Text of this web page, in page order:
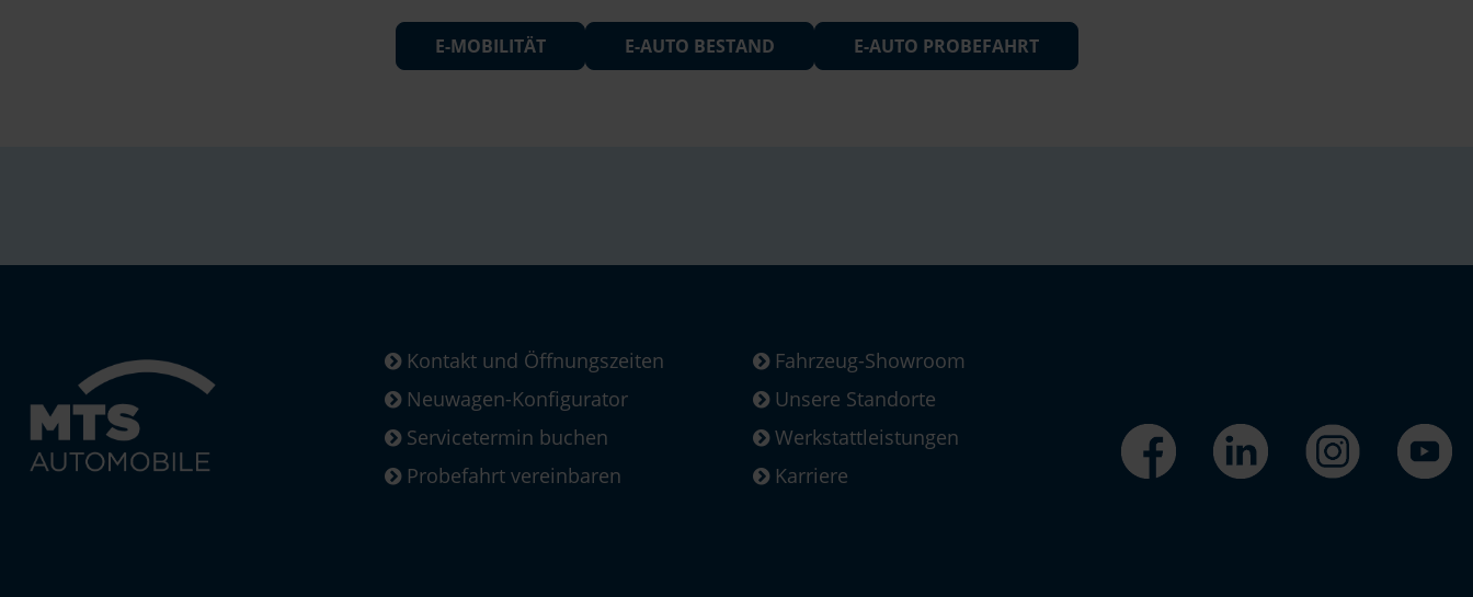
E-MOBILITÄT E-AUTO BESTAND E-AUTO PROBEFAHRT
Kontakt und Öffnungszeiten
Neuwagen-Konfigurator
Servicetermin buchen
Probefahrt vereinbaren
Fahrzeug-Showroom
Unsere Standorte
Werkstattleistungen
Karriere